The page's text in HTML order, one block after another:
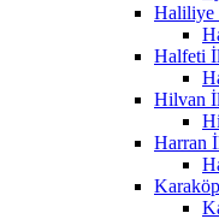
Haliliye
Halfeti
Hilvan
Harran